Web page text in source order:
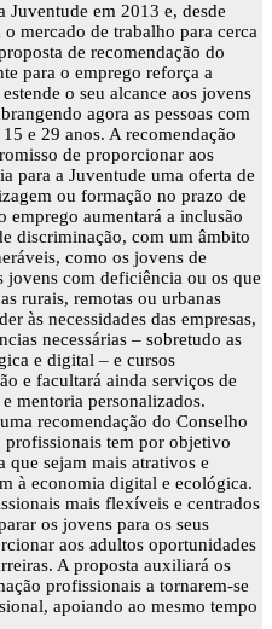
Juventude em 2013 e, desde
mercado de trabalho para cerca
de recomendação do
para o emprego reforça a
o seu alcance aos jovens
agora as pessoas com
e 29 anos. A recomendação
de proporcionar aos
para a Juventude uma oferta de
ou formação no prazo de
emprego aumentará a inclusão
discriminação, com um âmbito
como os jovens de
jovens com deficiência ou os que
rurais, remotas ou urbanas
às necessidades das empresas,
necessárias – sobretudo as
e digital – e cursos
e facultará ainda serviços de
mentoria personalizados.
recomendação do Conselho
profissionais tem por objetivo
que sejam mais atrativos e
à economia digital e ecológica.
mais flexíveis e centrados
os jovens para os seus
aos adultos oportunidades
A proposta auxiliará os
profissionais a tornarem-se
apoiando ao mesmo tempo